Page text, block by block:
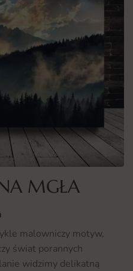
MGŁA
malowniczy motyw,
świat porannych
widzimy delikatną